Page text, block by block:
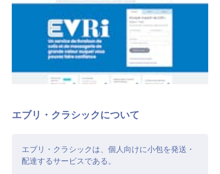
エブリ・クラシックについて
エブリ・クラシックは、個人向けに小包を発送・
配達するサービスである。